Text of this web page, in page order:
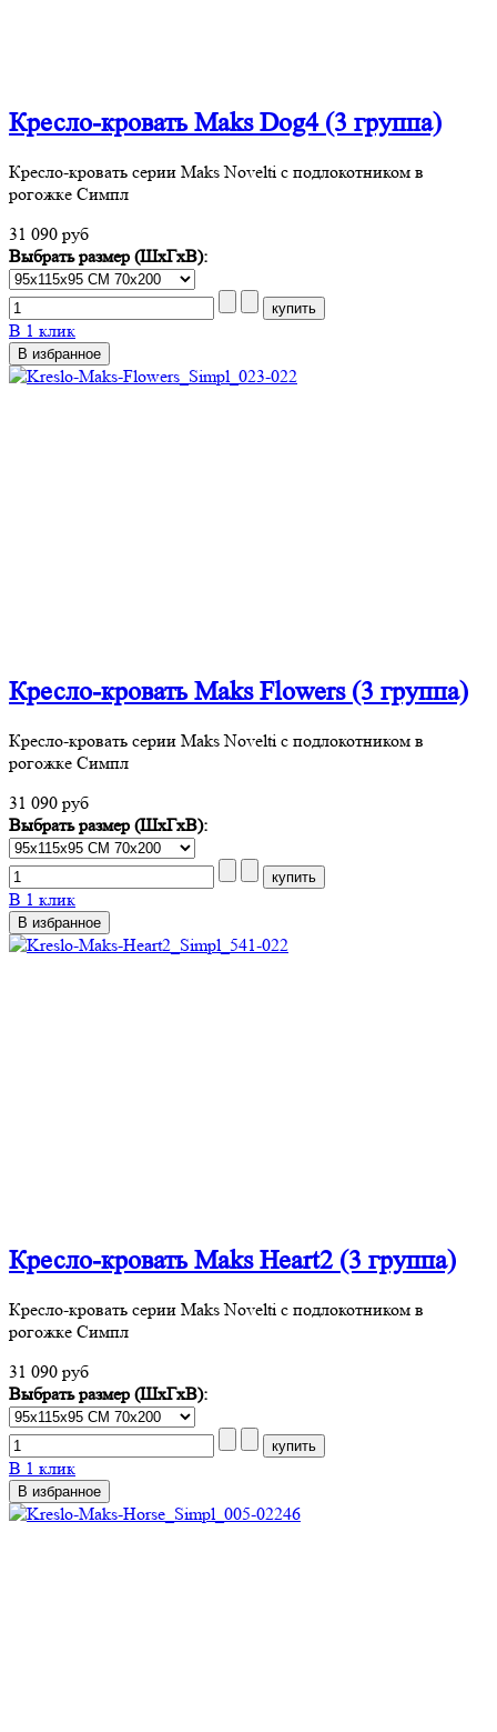
Кресло-кровать Maks Dog4 (3 группа)
Кресло-кровать серии Maks Novelti с подлокотником в
рогожке Симпл
31 090 руб
Выбрать размер (ШхГхВ):
В 1 клик
В избранное
Кресло-кровать Maks Flowers (3 группа)
Кресло-кровать серии Maks Novelti с подлокотником в
рогожке Симпл
31 090 руб
Выбрать размер (ШхГхВ):
В 1 клик
В избранное
Кресло-кровать Maks Heart2 (3 группа)
Кресло-кровать серии Maks Novelti с подлокотником в
рогожке Симпл
31 090 руб
Выбрать размер (ШхГхВ):
В 1 клик
В избранное